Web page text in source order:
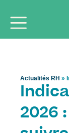
Actualités RH »
2026